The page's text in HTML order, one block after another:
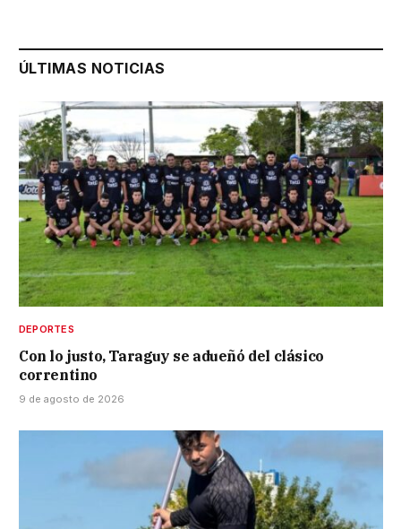
ÚLTIMAS NOTICIAS
DEPORTES
Con lo justo, Taraguy se adueñó del clásico
correntino
9 de agosto de 2026